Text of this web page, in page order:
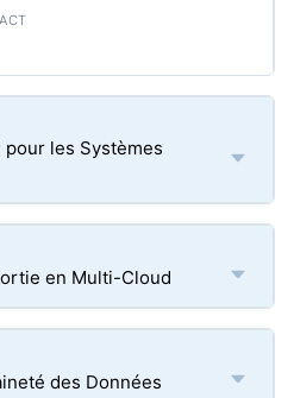
les Systèmes
en Multi-Cloud
des Données